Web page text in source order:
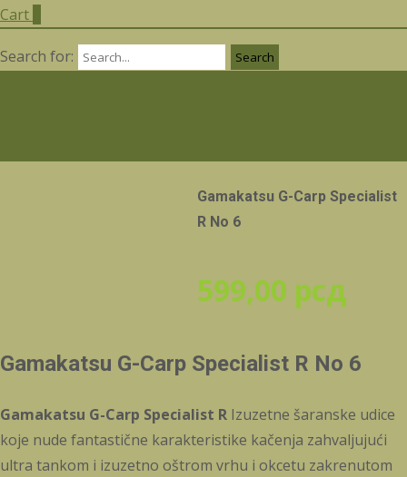
Cart
Search for:
Gamakatsu G-Carp Specialist
R No 6
599,00 рсд
Gamakatsu G-Carp Specialist R No 6
Gamakatsu G-Carp Specialist R Izuzetne šaranske udice
koje nude fantastične karakteristike kačenja zahvaljujući
ultra tankom i izuzetno oštrom vrhu i okcetu zakrenutom